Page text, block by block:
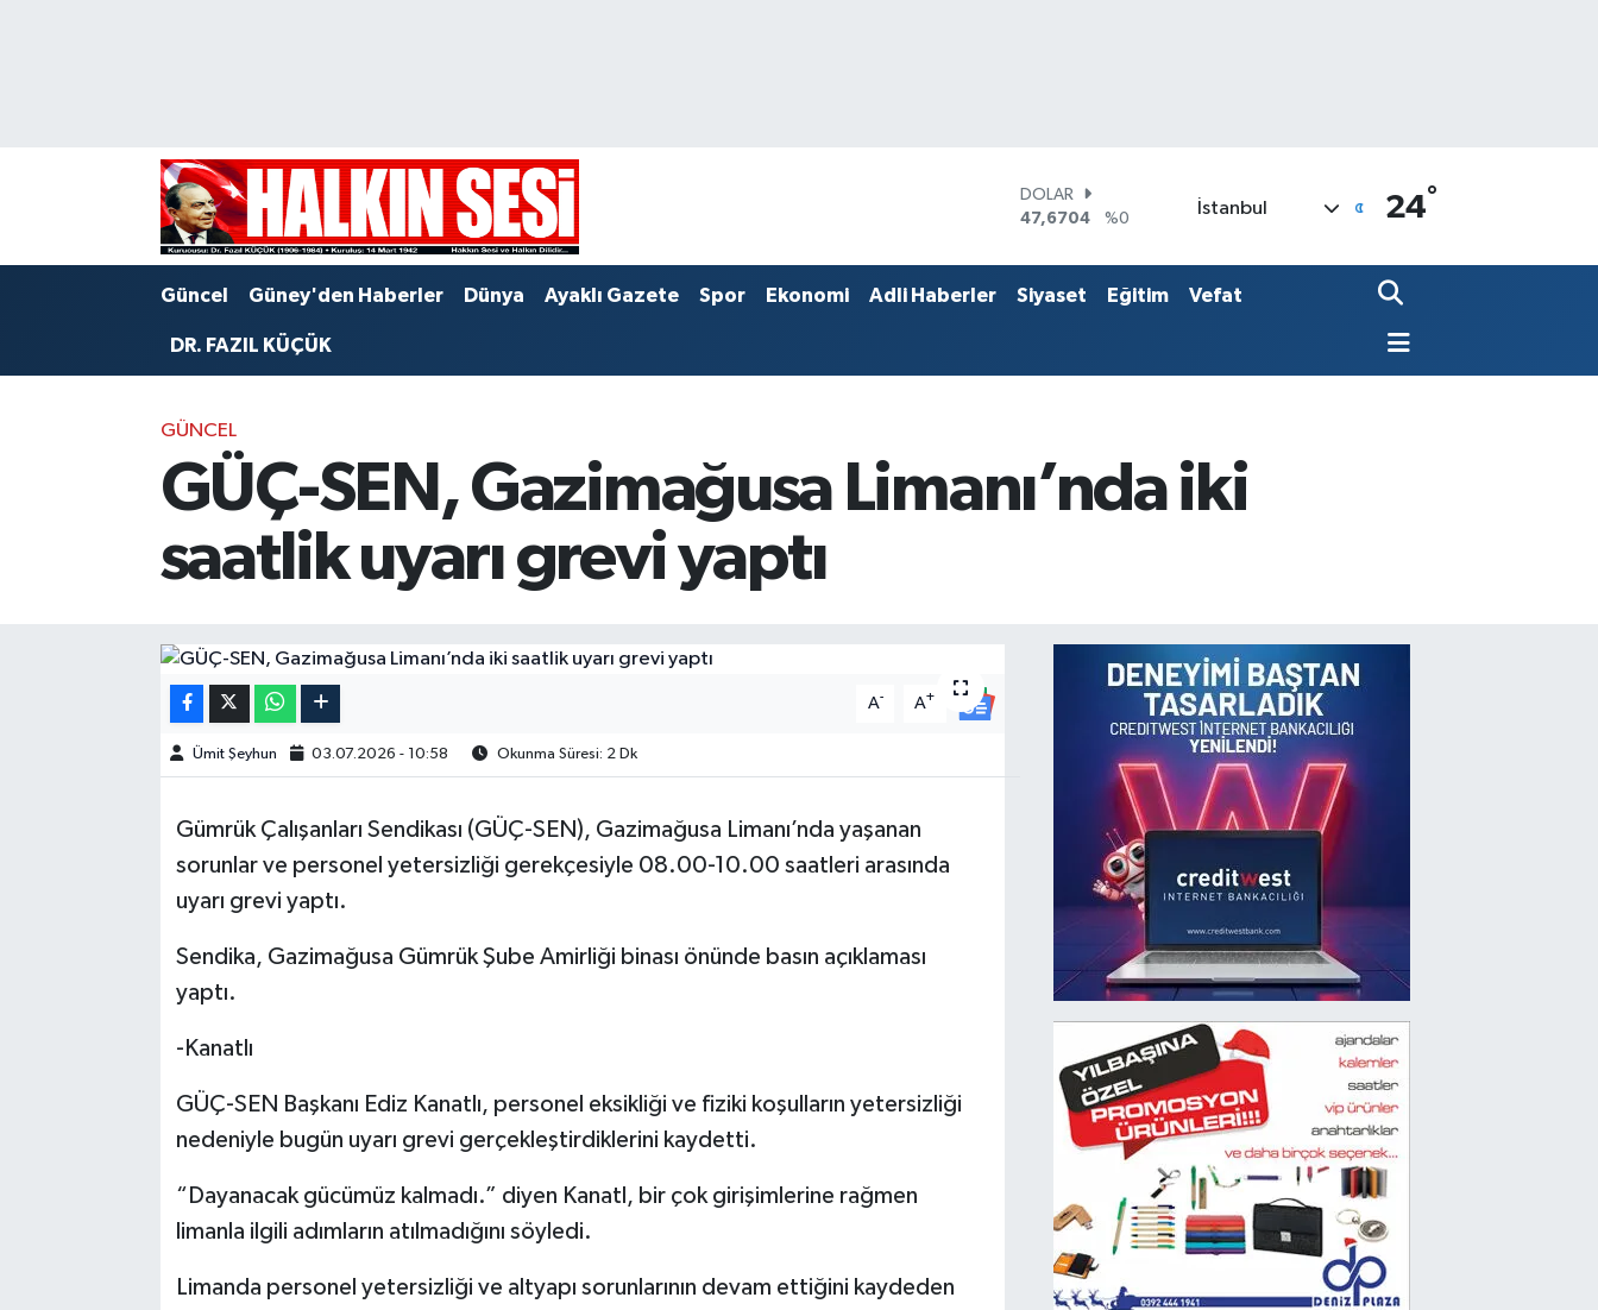
DOLAR
47,6704
%0
55,0406
%-0.08
STERLİN
İstanbul 24°
Güncel Güney'den Haberler Dünya Ayaklı Gazete Spor Ekonomi Adli Haberler Siyaset Eğitim Vefat
DR. FAZIL KÜÇÜK
GÜNCEL
GÜÇ-SEN, Gazimağusa Limanı’nda iki
saatlik uyarı grevi yaptı
A- A+
Ümit Şeyhun 03.07.2026 - 10:58 Okunma Süresi: 2 Dk
Gümrük Çalışanları Sendikası (GÜÇ-SEN), Gazimağusa Limanı’nda yaşanan
sorunlar ve personel yetersizliği gerekçesiyle 08.00-10.00 saatleri arasında
uyarı grevi yaptı.
Sendika, Gazimağusa Gümrük Şube Amirliği binası önünde basın açıklaması
yaptı.
-Kanatlı
GÜÇ-SEN Başkanı Ediz Kanatlı, personel eksikliği ve fiziki koşulların yetersizliği
nedeniyle bugün uyarı grevi gerçekleştirdiklerini kaydetti.
“Dayanacak gücümüz kalmadı.” diyen Kanatl, bir çok girişimlerine rağmen
limanla ilgili adımların atılmadığını söyledi.
Limanda personel yetersizliği ve altyapı sorunlarının devam ettiğini kaydeden
Trafik Durumu
Puan Durumu ve Fikstür